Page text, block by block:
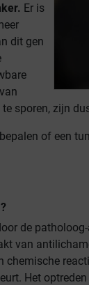
Er is
dit gen
sporen, zijn
of een
de
van
chemische
Het